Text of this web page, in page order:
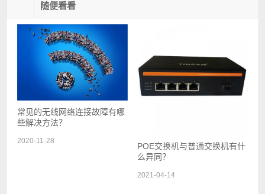
随便看看
常见的无线网络连接故障有哪
些解决方法？
2020-11-28
POE交换机与普通交换机有什
么异同？
2021-04-14